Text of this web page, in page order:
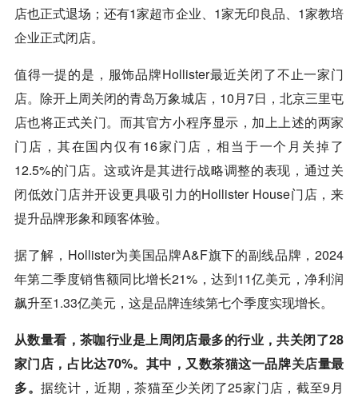
店也正式退场；还有1家超市企业、1家无印良品、1家教培
企业正式闭店。
值得一提的是，服饰品牌Hollister最近关闭了不止一家门
店。除开上周关闭的青岛万象城店，10月7日，北京三里屯
店也将正式关门。而其官方小程序显示，加上上述的两家
门店，其在国内仅有16家门店，相当于一个月关掉了
12.5%的门店。这或许是其进行战略调整的表现，通过关
闭低效门店并开设更具吸引力的Hollister House门店，来
提升品牌形象和顾客体验。
据了解，Hollister为美国品牌A&F旗下的副线品牌，2024
年第二季度销售额同比增长21%，达到11亿美元，净利润
飙升至1.33亿美元，这是品牌连续第七个季度实现增长。
从数量看，茶咖行业是上周闭店最多的行业，共关闭了28
家门店，占比达70%。其中，又数茶猫这一品牌关店量最
多。据统计，近期，茶猫至少关闭了25家门店，截至9月